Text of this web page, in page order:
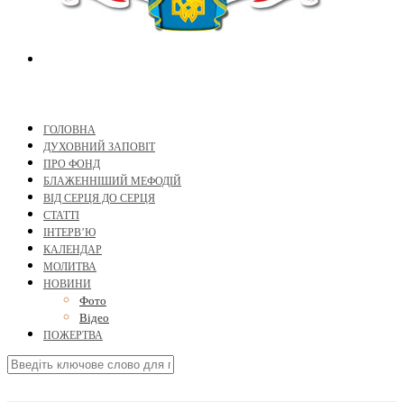
ГОЛОВНА
ДУХОВНИЙ ЗАПОВІТ
ПРО ФОНД
БЛАЖЕННІШИЙ МЕФОДІЙ
ВІД СЕРЦЯ ДО СЕРЦЯ
СТАТТІ
ІНТЕРВ’Ю
КАЛЕНДАР
МОЛИТВА
НОВИНИ
Фото
Відео
ПОЖЕРТВА